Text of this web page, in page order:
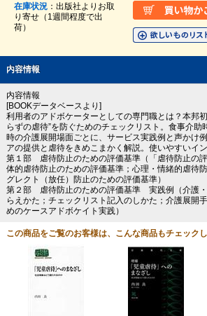
在庫状況：出版社よりお取
り寄せ（1週間程度で出
荷）
内容情報
内容情報
[BOOKデータベースより]
利用者のアドボケーターとしての専門職とは？本邦
らずの虐待”を防ぐためのチェックリスト。食事介助
時の介護展開場面ごとに、サービス実践例と声かけ
アの提供と虐待をきめこまかく解説。使いやすいイ
第１部 虐待防止のための評価基準（「虐待防止の
体的虐待防止のための評価基準；心理・情緒的虐待
グレクト（放任）防止のための評価基準）
第２部 虐待防止のための評価基準 実践例（介護・
らえかた；チェックリスト記入のしかた；介護展開
めのケースアドボケイト実践）
この商品をご覧のお客様は、こんな商品もチェックし